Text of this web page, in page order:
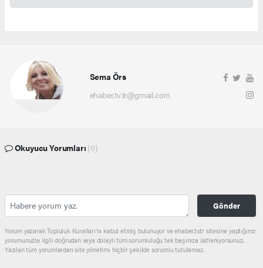
Sema Örs
ehaber.tv.tr@gmail.com
Okuyucu Yorumları (0)
Gönder
Yorum yazarak Topluluk Kuralları’nı kabul etmiş bulunuyor ve ehaber.tv.tr sitesine yaptığınız
yorumunuzla ilgili doğrudan veya dolaylı tüm sorumluluğu tek başınıza üstleniyorsunuz.
Yazılan tüm yorumlardan site yönetimi hiçbir şekilde sorumlu tutulamaz.